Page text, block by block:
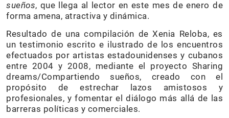
sueños, que llega al lector en este mes de enero de
forma amena, atractiva y dinámica.
Resultado de una compilación de Xenia Reloba, es
un testimonio escrito e ilustrado de los encuentros
efectuados por artistas estadounidenses y cubanos
entre 2004 y 2008, mediante el proyecto Sharing
dreams/Compartiendo sueños, creado con el
propósito de estrechar lazos amistosos y
profesionales, y fomentar el diálogo más allá de las
barreras políticas y comerciales.